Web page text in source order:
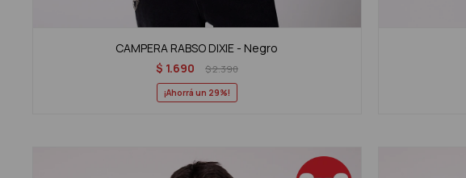
CAMPERA RABSO DIXIE - Negro
$ 1.690 $2.390
29